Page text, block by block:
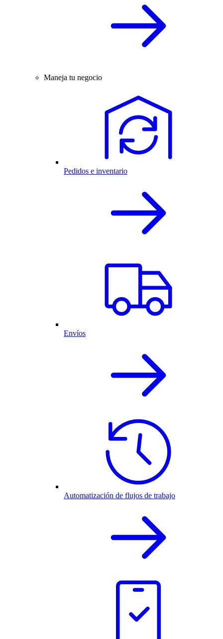
Maneja tu negocio
Pedidos e inventario
Envíos
Automatización de flujos de trabajo